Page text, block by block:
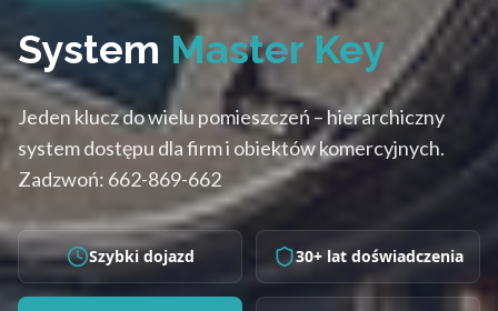
System Master Key
Jeden klucz do wielu pomieszczeń – hierarchiczny
system dostępu dla firm i obiektów komercyjnych.
Zadzwoń: 662-869-662
Szybki dojazd 30+ lat doświadczenia